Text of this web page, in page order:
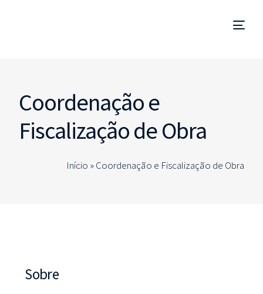
Coordenação e
Fiscalização de Obra
Início »Coordenação e Fiscalização de Obra
Sobre
Coordenação e Fiscalização de Obra
Technical Due Diligence